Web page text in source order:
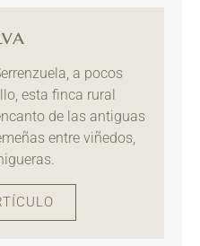
a pocos
esta finca rural
de las antiguas
entre viñedos,